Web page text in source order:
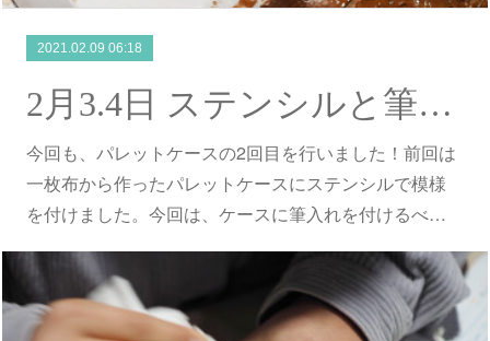
2021.02.09 06:18
2月3.4日 ステンシルと筆ポケット作り
今回も、パレットケースの2回目を行いました！前回は
一枚布から作ったパレットケースにステンシルで模様
を付けました。今回は、ケースに筆入れを付けるべ…